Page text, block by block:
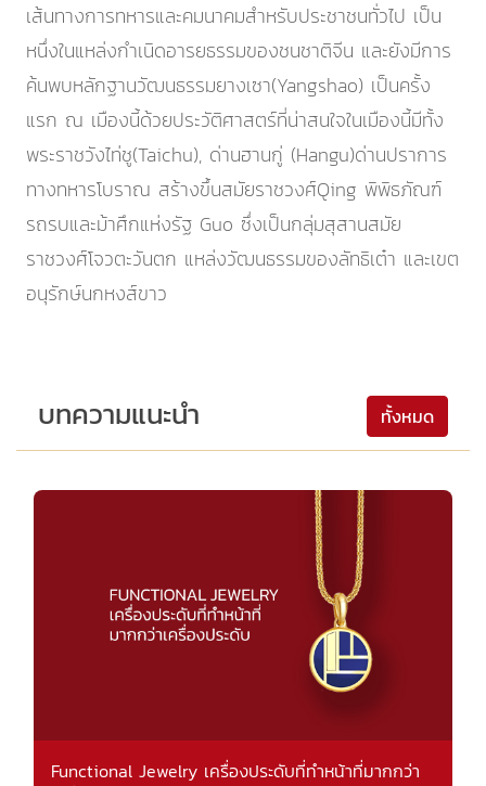
เส้นทางการทหารและคมนาคมสำหรับประชาชนทั่วไป เป็น
หนึ่งในแหล่งกำเนิดอารยธรรมของชนชาติจีน และยังมีการ
ค้นพบหลักฐานวัฒนธรรมยางเซา(Yangshao) เป็นครั้ง
แรก ณ เมืองนี้ด้วยประวัติศาสตร์ที่น่าสนใจในเมืองนี้มีทั้ง
พระราชวังไท่ชู(Taichu), ด่านฮานกู่ (Hangu)ด่านปราการ
ทางทหารโบราณ สร้างขึ้นสมัยราชวงศ์Qing พิพิธภัณฑ์
รถรบและม้าศึกแห่งรัฐ Guo ซึ่งเป็นกลุ่มสุสานสมัย
ราชวงศ์โจวตะวันตก แหล่งวัฒนธรรมของลัทธิเต๋า และเขต
อนุรักษ์นกหงส์ขาว
บทความแนะนำ ทั้งหมด
Functional Jewelry เครื่องประดับที่ทำหน้าที่มากกว่า